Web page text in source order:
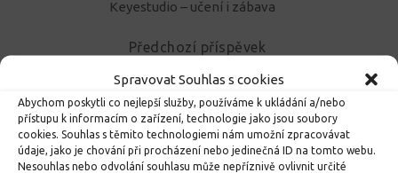
Spravovat Souhlas s cookies
Abychom poskytli co nejlepší služby, používáme k ukládání a/nebo
přístupu k informacím o zařízení, technologie jako jsou soubory
cookies. Souhlas s těmito technologiemi nám umožní zpracovávat
údaje, jako je chování při procházení nebo jedinečná ID na tomto webu.
Nesouhlas nebo odvolání souhlasu může nepříznivě ovlivnit určité
Keyestudio – učení i zábava
Předchozí příspěvek
Devítka na Laser game
MOHLO BY VÁS DÁLE ZAJÍMAT...